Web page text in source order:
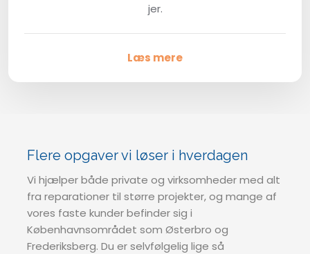
jer.
Læs mere
Flere opgaver vi løser i hverdagen
Vi hjælper både private og virksomheder med alt
fra reparationer til større projekter, og mange af
vores faste kunder befinder sig i
Københavnsområdet som Østerbro og
Frederiksberg. Du er selvfølgelig lige så